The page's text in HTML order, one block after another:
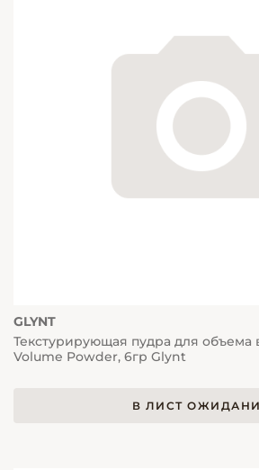
GLYNT
Текстурирующая пудра для объема
Volume Powder, 6гр Glynt
В ЛИСТ